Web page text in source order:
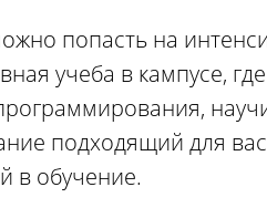
попасть на
учеба в кампусе,
подходящий для
в обучение.